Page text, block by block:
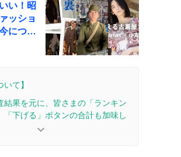
い！昭
ッショ
につな
いて】
結果を元に、皆さまの「ランキン
「下げる」ボタンの合計も加味し
keyboard_arrow_down